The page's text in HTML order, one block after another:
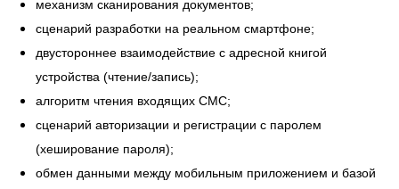
механизм сканирования документов;
сценарий разработки на реальном смартфоне;
двустороннее взаимодействие с адресной книгой
устройства (чтение/запись);
алгоритм чтения входящих СМС;
сценарий авторизации и регистрации с паролем
(хеширование пароля);
обмен данными между мобильным приложением и базой